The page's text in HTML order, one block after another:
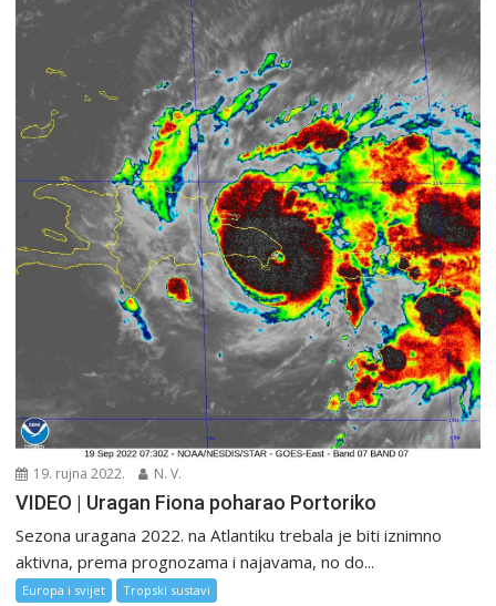
19. rujna 2022. N. V.
VIDEO | Uragan Fiona poharao Portoriko
Sezona uragana 2022. na Atlantiku trebala je biti iznimno
aktivna, prema prognozama i najavama, no do...
Europa i svijet Tropski sustavi